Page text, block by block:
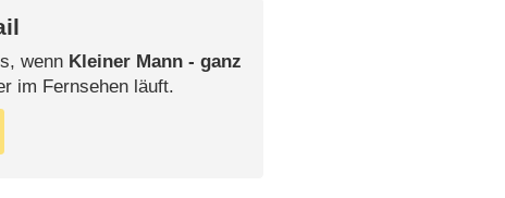
wenn Kleiner Mann - ganz
im Fernsehen läuft.